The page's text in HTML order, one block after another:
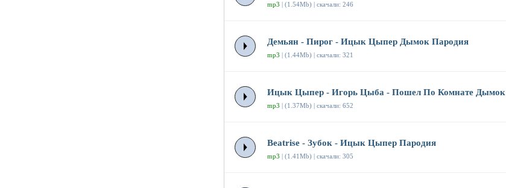
mp3 | (1.54Mb) | скачали: 246
Демьян - Пирог - Ицык Цыпер Дымок Пародия
mp3 | (1.44Mb) | скачали: 321
Ицык Цыпер - Игорь Цыба - Пошел По Комнате Дымок
mp3 | (1.37Mb) | скачали: 652
Beatrise - Зубок - Ицык Цыпер Пародия
mp3 | (1.41Mb) | скачали: 305